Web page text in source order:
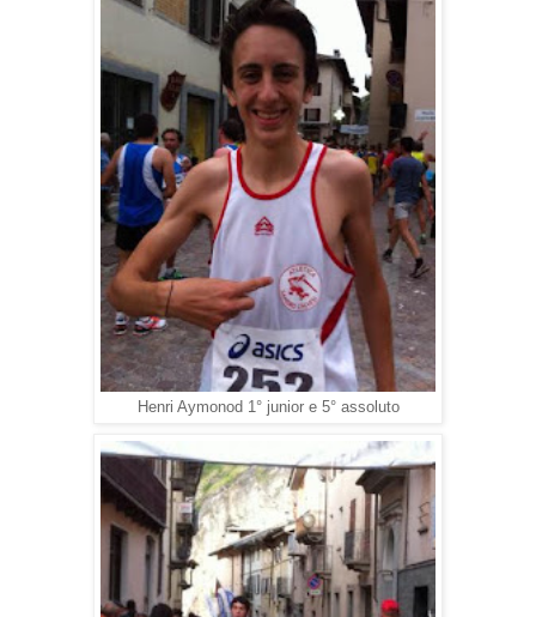
Henri Aymonod 1° junior e 5° assoluto